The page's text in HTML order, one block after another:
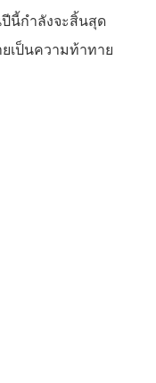
Español
นี้กำลังจะสิ้นสุด
เป็นความท้าทาย